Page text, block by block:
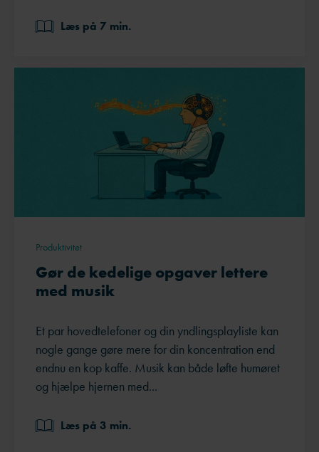
Læs på 7 min.
Produktivitet
Gør de kedelige opgaver lettere
med musik
Et par hovedtelefoner og din yndlingsplayliste kan
nogle gange gøre mere for din koncentration end
endnu en kop kaffe. Musik kan både løfte humøret
og hjælpe hjernen med...
Læs på 3 min.